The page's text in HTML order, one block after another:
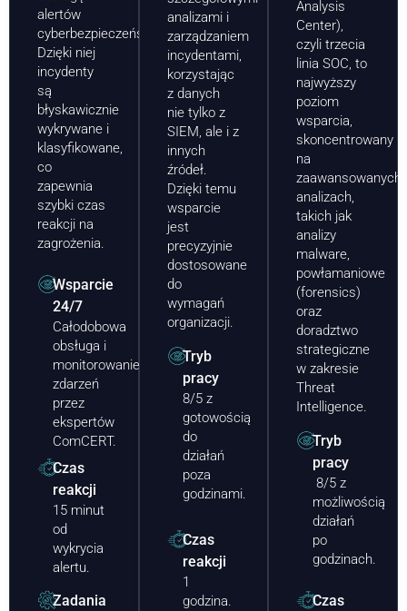
alertów
cyberbezpieczeństwa.
Dzięki niej
incydenty
są
błyskawicznie
wykrywane i
klasyfikowane,
co
zapewnia
szybki czas
reakcji na
zagrożenia.
Wsparcie
24/7
Całodobowa
obsługa i
monitorowanie
zdarzeń
przez
ekspertów
ComCERT.
Czas
reakcji
15 minut
od
wykrycia
alertu.
Zadania
analizami i
zarządzaniem
incydentami,
korzystając
z danych
nie tylko z
SIEM, ale i z
innych
źródeł.
Dzięki temu
wsparcie
jest
precyzyjnie
dostosowane
do
wymagań
organizacji.
Tryb
pracy
8/5 z
gotowością
do
działań
poza
godzinami.
Czas
reakcji
1
godzina.
Analysis
Center),
czyli trzecia
linia SOC, to
najwyższy
poziom
wsparcia,
skoncentrowany
na
zaawansowanych
analizach,
takich jak
analizy
malware,
powłamaniowe
(forensics)
oraz
doradztwo
strategiczne
w zakresie
Threat
Intelligence.
Tryb
pracy
8/5 z
możliwością
działań
po
godzinach.
Czas